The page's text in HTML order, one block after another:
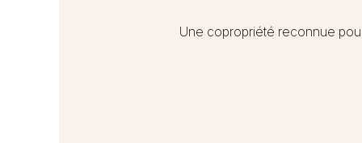
Une copropriété reconnue